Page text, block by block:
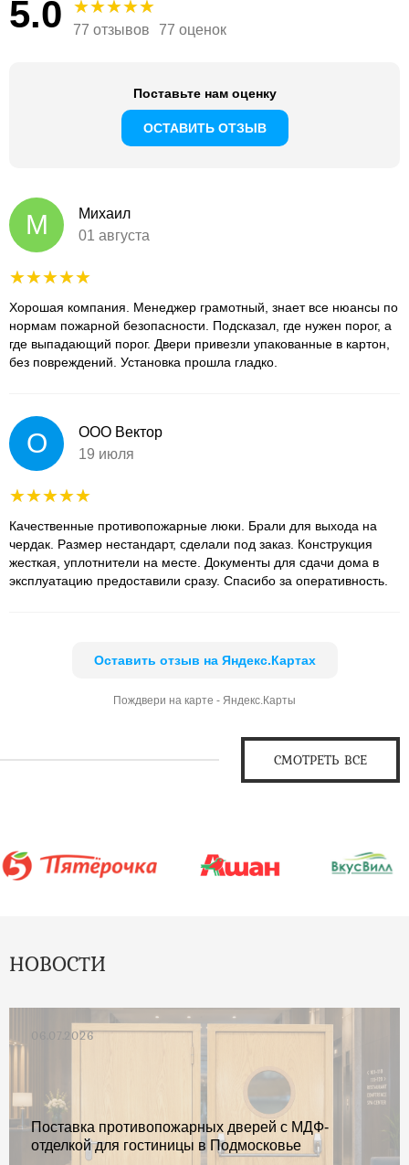
5.0 77 отзывов 77 оценок
Поставьте нам оценку
ОСТАВИТЬ ОТЗЫВ
М
Михаил
01 августа
Хорошая компания. Менеджер грамотный, знает все нюансы по
нормам пожарной безопасности. Подсказал, где нужен порог, а
где выпадающий порог. Двери привезли упакованные в картон,
без повреждений. Установка прошла гладко.
О
ООО Вектор
19 июля
Качественные противопожарные люки. Брали для выхода на
чердак. Размер нестандарт, сделали под заказ. Конструкция
жесткая, уплотнители на месте. Документы для сдачи дома в
эксплуатацию предоставили сразу. Спасибо за оперативность.
Оставить отзыв на Яндекс.Картах
Пождвери на карте - Яндекс.Карты
СМОТРЕТЬ ВСЕ
НОВОСТИ
06.07.2026
Поставка противопожарных дверей с МДФ-
отделкой для гостиницы в Подмосковье